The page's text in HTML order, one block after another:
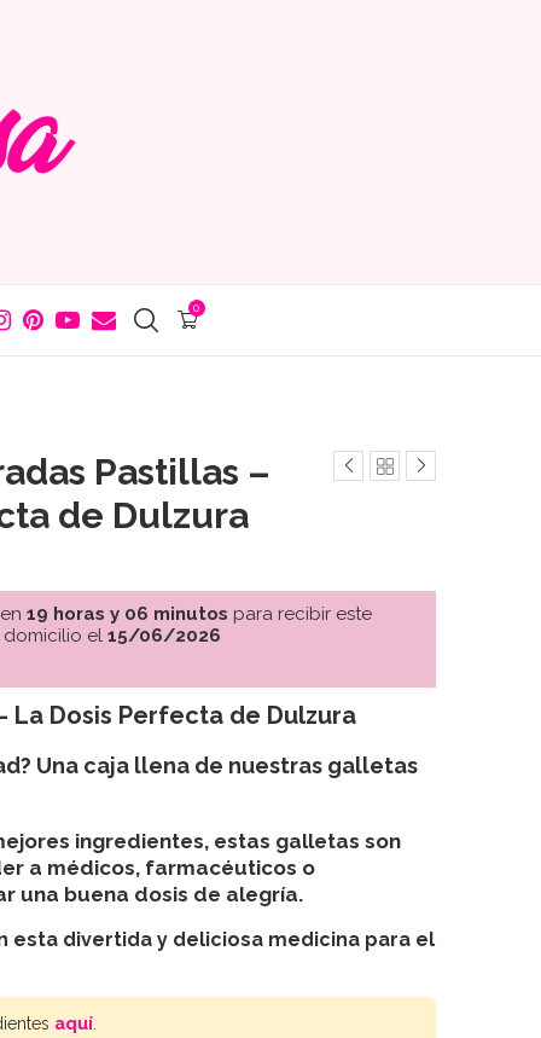
0
Pastillas –
de Dulzura
19 horas y 06 minutos para recibir este
el 15/06/2026
La Dosis Perfecta de Dulzura
Una caja llena de nuestras galletas
ingredientes, estas galletas son
a médicos, farmacéuticos o
una buena dosis de alegría.
esta divertida y deliciosa medicina para el
aquí.